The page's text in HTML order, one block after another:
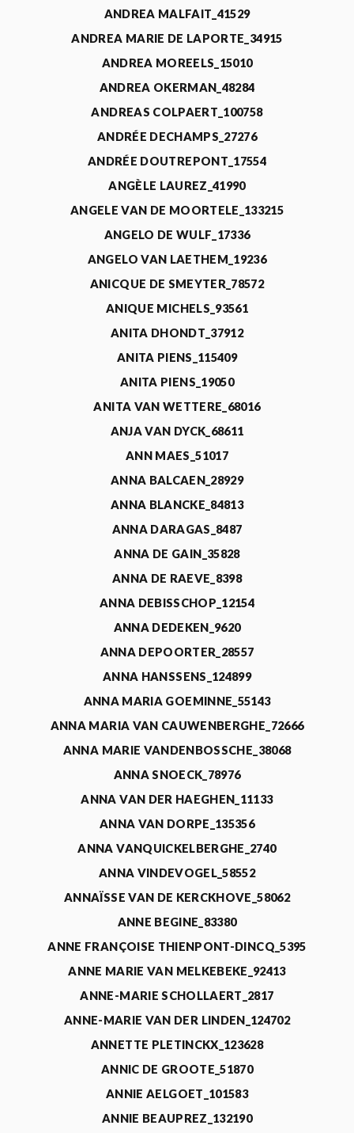
ANDREA MALFAIT_41529
ANDREA MARIE DE LAPORTE_34915
ANDREA MOREELS_15010
ANDREA OKERMAN_48284
ANDREAS COLPAERT_100758
ANDRÉE DECHAMPS_27276
ANDRÉE DOUTREPONT_17554
ANGÈLE LAUREZ_41990
ANGELE VAN DE MOORTELE_133215
ANGELO DE WULF_17336
ANGELO VAN LAETHEM_19236
ANICQUE DE SMEYTER_78572
ANIQUE MICHELS_93561
ANITA DHONDT_37912
ANITA PIENS_115409
ANITA PIENS_19050
ANITA VAN WETTERE_68016
ANJA VAN DYCK_68611
ANN MAES_51017
ANNA BALCAEN_28929
ANNA BLANCKE_84813
ANNA DARAGAS_8487
ANNA DE GAIN_35828
ANNA DE RAEVE_8398
ANNA DEBISSCHOP_12154
ANNA DEDEKEN_9620
ANNA DEPOORTER_28557
ANNA HANSSENS_124899
ANNA MARIA GOEMINNE_55143
ANNA MARIA VAN CAUWENBERGHE_72666
ANNA MARIE VANDENBOSSCHE_38068
ANNA SNOECK_78976
ANNA VAN DER HAEGHEN_11133
ANNA VAN DORPE_135356
ANNA VANQUICKELBERGHE_2740
ANNA VINDEVOGEL_58552
ANNAÏSSE VAN DE KERCKHOVE_58062
ANNE BEGINE_83380
ANNE FRANÇOISE THIENPONT-DINCQ_5395
ANNE MARIE VAN MELKEBEKE_92413
ANNE-MARIE SCHOLLAERT_2817
ANNE-MARIE VAN DER LINDEN_124702
ANNETTE PLETINCKX_123628
ANNIC DE GROOTE_51870
ANNIE AELGOET_101583
ANNIE BEAUPREZ_132190